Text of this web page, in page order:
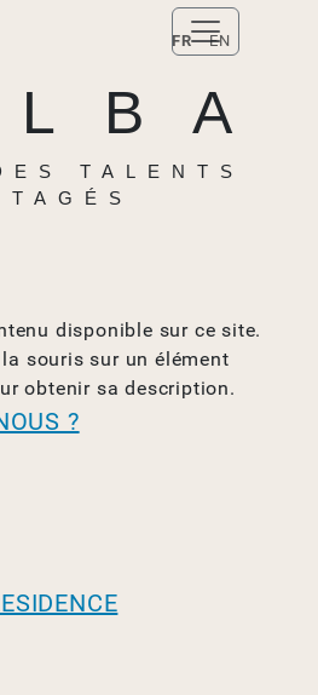
FR EN
TALENTS
disponible sur ce site.
souris sur un élément
obtenir sa description.
?